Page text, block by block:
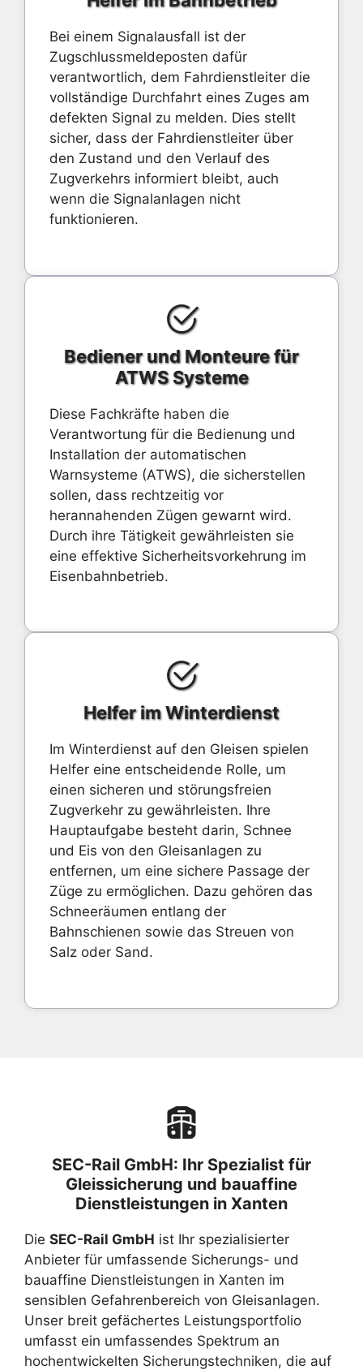
Bei einem Signalausfall ist der
Zugschlussmeldeposten dafür
verantwortlich, dem Fahrdienstleiter die
vollständige Durchfahrt eines Zuges am
defekten Signal zu melden. Dies stellt
sicher, dass der Fahrdienstleiter über
den Zustand und den Verlauf des
Zugverkehrs informiert bleibt, auch
wenn die Signalanlagen nicht
funktionieren.
Bediener und Monteure für
ATWS Systeme
Diese Fachkräfte haben die
Verantwortung für die Bedienung und
Installation der automatischen
Warnsysteme (ATWS), die sicherstellen
sollen, dass rechtzeitig vor
herannahenden Zügen gewarnt wird.
Durch ihre Tätigkeit gewährleisten sie
eine effektive Sicherheitsvorkehrung im
Eisenbahnbetrieb.
Helfer im Winterdienst
Im Winterdienst auf den Gleisen spielen
Helfer eine entscheidende Rolle, um
einen sicheren und störungsfreien
Zugverkehr zu gewährleisten. Ihre
Hauptaufgabe besteht darin, Schnee
und Eis von den Gleisanlagen zu
entfernen, um eine sichere Passage der
Züge zu ermöglichen. Dazu gehören das
Schneeräumen entlang der
Bahnschienen sowie das Streuen von
Salz oder Sand.
SEC-Rail GmbH: Ihr Spezialist für
Gleissicherung und bauaffine
Dienstleistungen in Xanten
Die SEC-Rail GmbH ist Ihr spezialisierter
Anbieter für umfassende Sicherungs- und
bauaffine Dienstleistungen in Xanten im
sensiblen Gefahrenbereich von Gleisanlagen.
Unser breit gefächertes Leistungsportfolio
umfasst ein umfassendes Spektrum an
hochentwickelten Sicherungstechniken, die auf